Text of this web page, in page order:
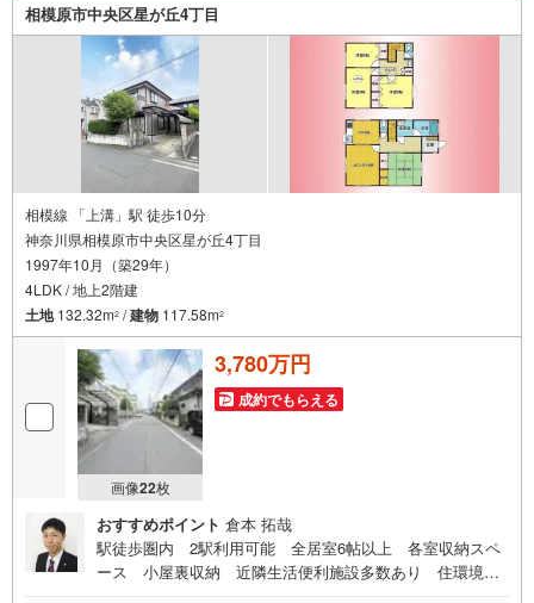
相模原市中央区星が丘4丁目
相模線 「上溝」駅 徒歩10分
神奈川県相模原市中央区星が丘4丁目
1997年10月（築29年）
4LDK / 地上2階建
土地132.32m2 /建物 117.58m2
画像22枚
3,780万円
成約でもらえる
おすすめポイント 倉本 拓哉
駅徒歩圏内 2駅利用可能 全居室6帖以上 各室収納スペ
ース 小屋裏収納 近隣生活便利施設多数あり 住環境良